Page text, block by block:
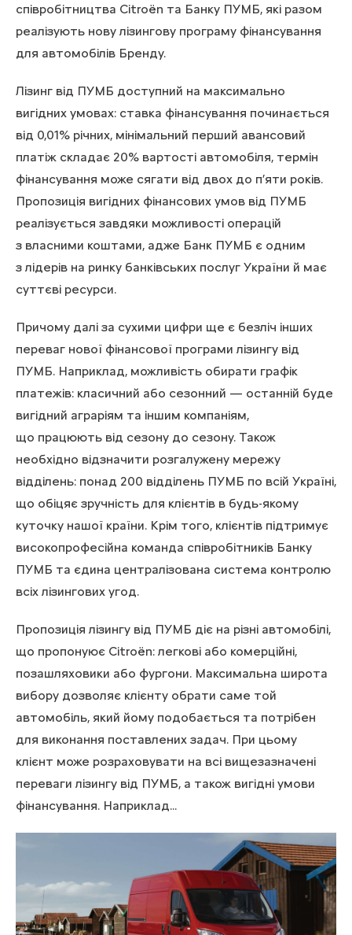
співробітництва Citroën та Банку ПУМБ, які разом
реалізують нову лізингову програму фінансування
для автомобілів Бренду.
Лізинг від ПУМБ доступний на максимально
вигідних умовах: ставка фінансування починається
від 0,01% річних, мінімальний перший авансовий
платіж складає 20% вартості автомобіля, термін
фінансування може сягати від двох до п’яти років.
Пропозиція вигідних фінансових умов від ПУМБ
реалізується завдяки можливості операцій
з власними коштами, адже Банк ПУМБ є одним
з лідерів на ринку банківських послуг України й має
суттєві ресурси.
Причому далі за сухими цифри ще є безліч інших
переваг нової фінансової програми лізингу від
ПУМБ. Наприклад, можливість обирати графік
платежів: класичний або сезонний — останній буде
вигідний аграріям та іншим компаніям,
що працюють від сезону до сезону. Також
необхідно відзначити розгалужену мережу
відділень: понад 200 відділень ПУМБ по всій Україні,
що обіцяє зручність для клієнтів в будь-якому
куточку нашої країни. Крім того, клієнтів підтримує
високопрофесійна команда співробітників Банку
ПУМБ та єдина централізована система контролю
всіх лізингових угод.
Пропозиція лізингу від ПУМБ діє на різні автомобілі,
що пропонуює Citroën: легкові або комерційні,
позашляховики або фургони. Максимальна широта
вибору дозволяє клієнту обрати саме той
автомобіль, який йому подобається та потрібен
для виконання поставлених задач. При цьому
клієнт може розраховувати на всі вищезазначені
переваги лізингу від ПУМБ, а також вигідні умови
фінансування. Наприклад...